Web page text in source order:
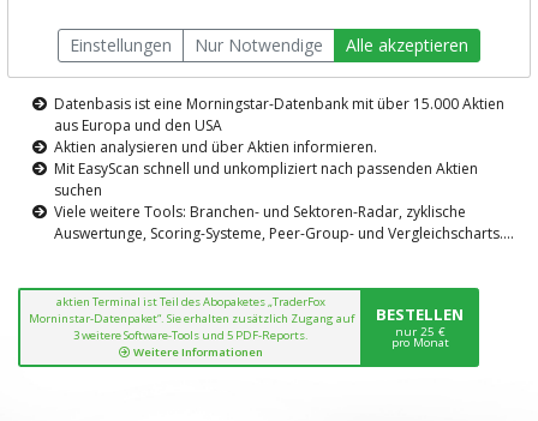
Die Aktienanalyse-Plattform von
TraderFox
Datenbasis ist eine Morningstar-Datenbank mit über 15.000 Aktien
aus Europa und den USA
Aktien analysieren und über Aktien informieren.
Mit EasyScan schnell und unkompliziert nach passenden Aktien
suchen
Viele weitere Tools: Branchen- und Sektoren-Radar, zyklische
Auswertunge, Scoring-Systeme, Peer-Group- und Vergleichscharts....
aktien Terminal ist Teil des Abopaketes „TraderFox
Morninstar-Datenpaket“. Sie erhalten zusätzlich Zugang auf
3 weitere Software-Tools und 5 PDF-Reports.
Weitere Informationen
BESTELLEN
nur 25 €
pro Monat
Einstellungen Nur Notwendige Alle akzeptieren